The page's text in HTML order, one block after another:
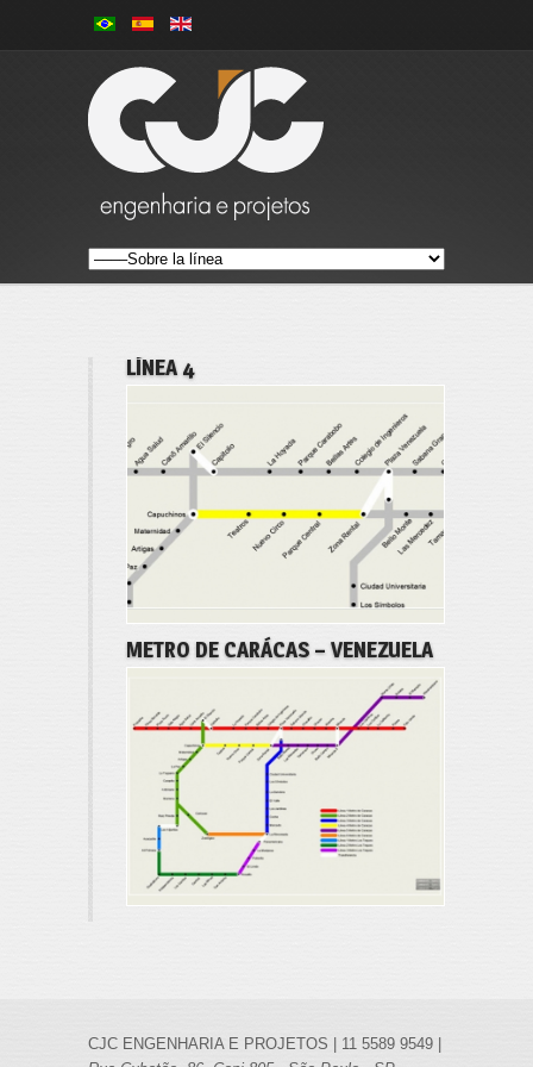
LÍNEA 4
METRO DE CARÁCAS – VENEZUELA
CJC ENGENHARIA E PROJETOS | 11 5589 9549 |